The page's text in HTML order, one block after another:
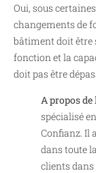
Oui, sous
changements de
bâtiment doit être
fonction et la
doit pas être
A propos
spécialisé
Confianz. Il
dans toute
clients dans